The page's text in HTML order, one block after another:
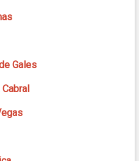
Gales